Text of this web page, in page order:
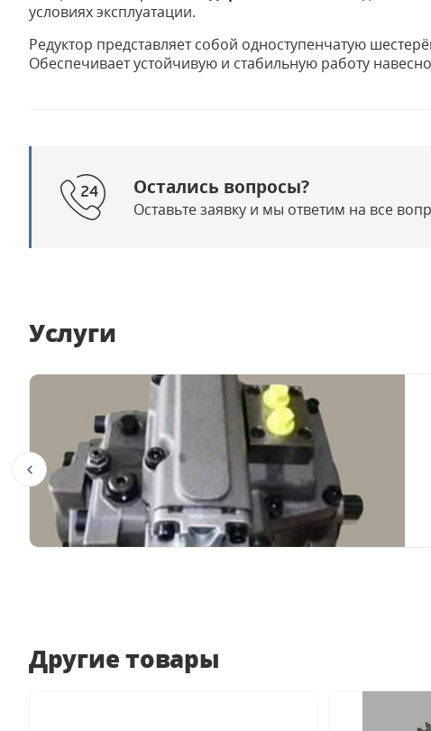
условиях эксплуатации.
Редуктор представляет собой одноступенчатую
Обеспечивает устойчивую и стабильную работу
Остались вопросы?
Оставьте заявку и мы ответим на все
Услуги
Другие товары